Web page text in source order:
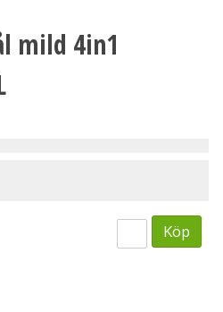
mild 4in1
Köp